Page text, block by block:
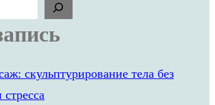
скульптурирование тела без